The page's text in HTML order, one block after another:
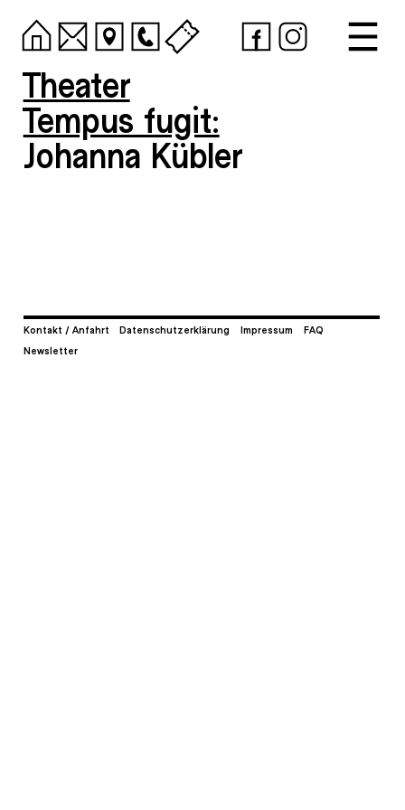
Theater
Tempus fugit:
Johanna Kübler
Kontakt / Anfahrt Datenschutzerklärung Impressum
FAQ
Newsletter